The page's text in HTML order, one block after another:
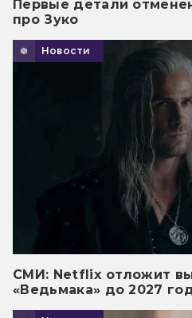
Первые детали
про Зуко
Новости
СМИ: Netflix отложит
«Ведьмака» до 2027